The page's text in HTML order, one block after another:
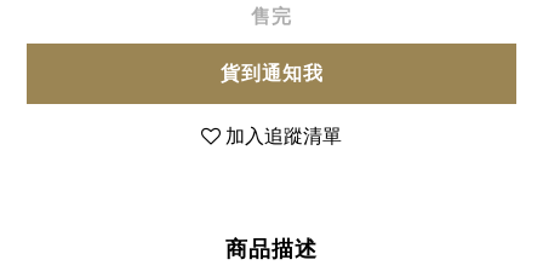
售完
貨到通知我
加入追蹤清單
商品描述